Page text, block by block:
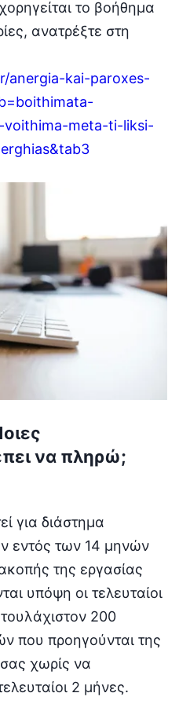
το βοήθημα
ανατρέξτε στη
anergia-kai-paroxes-
voithima-meta-ti-liksi-
να πληρώ;
για διάστημα
εντός των 14 μηνών
της εργασίας
υπόψη οι τελευταίοι
200
που προηγούνται της
χωρίς να
2 μήνες.